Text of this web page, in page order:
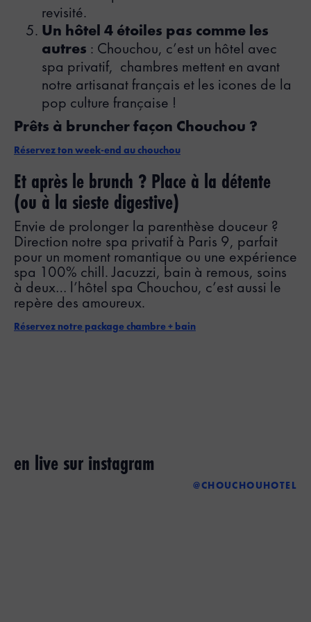
revisité.
Un hôtel 4 étoiles pas comme les
autres : Chouchou, c’est un hôtel avec
spa privatif, chambres mettent en avant
notre artisanat français et les icones de la
pop culture française !
Prêts à bruncher façon Chouchou ?
Réservez ton week-end au chouchou
Et après le brunch ? Place à la détente
(ou à la sieste digestive)
Envie de prolonger la parenthèse douceur ?
Direction notre spa privatif à Paris 9, parfait
pour un moment romantique ou une expérience
spa 100% chill. Jacuzzi, bain à remous, soins
à deux… l’hôtel spa Chouchou, c’est aussi le
repère des amoureux.
Réservez notre package chambre + bain
en live sur instagram
@CHOUCHOUHOTEL